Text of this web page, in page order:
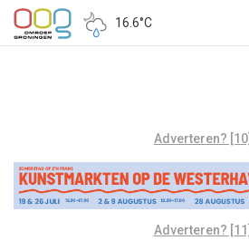
16.6°C
Adverteren? [10]
Adverteren? [11]